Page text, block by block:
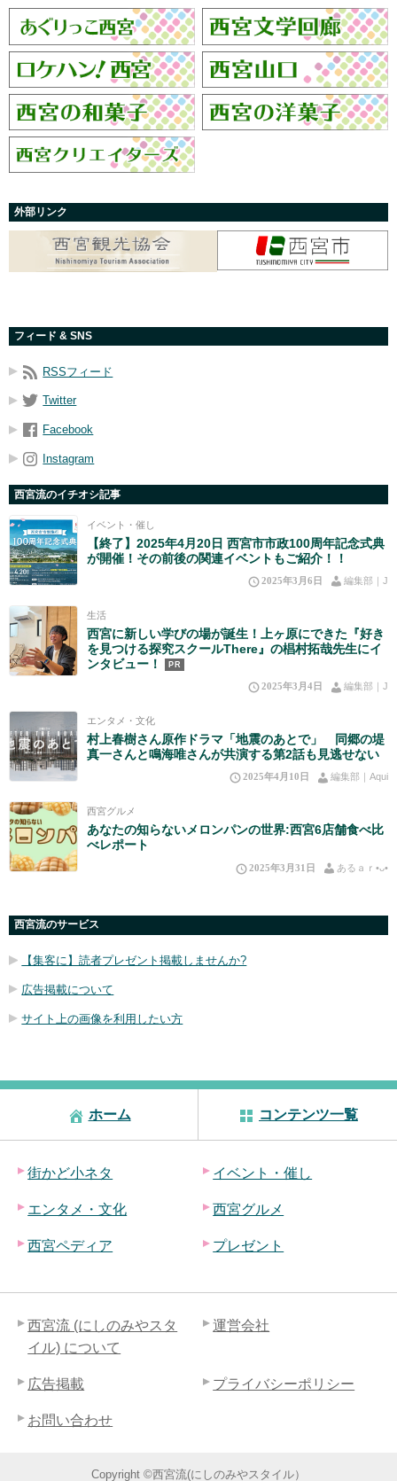
外部リンク
フィード & SNS
RSSフィード
Twitter
Facebook
Instagram
西宮流のイチオシ記事
イベント・催し
【終了】2025年4月20日 西宮市市政100周年記念式典
が開催！その前後の関連イベントもご紹介！！
2025年3月6日 編集部｜J
生活
西宮に新しい学びの場が誕生！上ヶ原にできた『好き
を見つける探究スクールThere』の椙村拓哉先生にイ
ンタビュー！
PR
2025年3月4日 編集部｜J
エンタメ・文化
村上春樹さん原作ドラマ「地震のあとで」 同郷の堤
真一さんと鳴海唯さんが共演する第2話も見逃せない
2025年4月10日 編集部｜Aqui
西宮グルメ
あなたの知らないメロンパンの世界:西宮6店舗食べ比
べレポート
2025年3月31日 あるａｒ•⁠ᴗ⁠•⁠
西宮流のサービス
【集客に】読者プレゼント掲載しませんか?
広告掲載について
サイト上の画像を利用したい方
ホーム コンテンツ一覧
街かど小ネタ イベント・催し
エンタメ・文化 西宮グルメ
西宮ペディア プレゼント
西宮流 (にしのみやスタ
イル) について
運営会社
広告掲載 プライバシーポリシー
お問い合わせ
Copyright ©西宮流(にしのみやスタイル）